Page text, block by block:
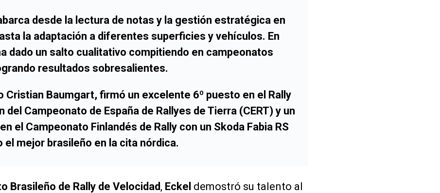
desde la lectura de notas y la gestión estratégica en
la adaptación a diferentes superficies y vehículos. En
dado un salto cualitativo compitiendo en campeonatos
resultados sobresalientes.
Cristian Baumgart, firmó un excelente 6º puesto en el Rally
del Campeonato de España de Rallyes de Tierra (CERT) y un
el Campeonato Finlandés de Rally con un Skoda Fabia RS
el mejor brasileño en la cita nórdica.
Brasileño de Rally de Velocidad , Eckel demostró su talento al